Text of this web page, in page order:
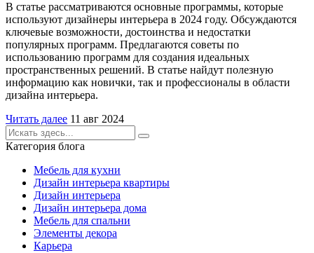
В статье рассматриваются основные программы, которые
используют дизайнеры интерьера в 2024 году. Обсуждаются
ключевые возможности, достоинства и недостатки
популярных программ. Предлагаются советы по
использованию программ для создания идеальных
пространственных решений. В статье найдут полезную
информацию как новички, так и профессионалы в области
дизайна интерьера.
Читать далее 11 авг 2024
Категория блога
Мебель для кухни
Дизайн интерьера квартиры
Дизайн интерьера
Дизайн интерьера дома
Мебель для спальни
Элементы декора
Карьера